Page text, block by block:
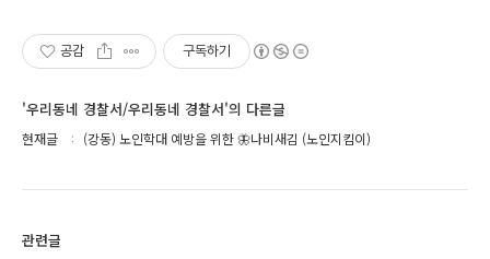
공감 구독하기
'우리동네 경찰서/우리동네 경찰서'의 다른글
현재글 (강동) 노인학대 예방을 위한 🦋나비새김 (노인지킴이)
관련글